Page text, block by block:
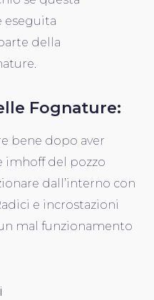
eseguita
della
Fognature:
bene dopo aver
imhoff del pozzo
dall’interno con
e incrostazioni
mal funzionamento